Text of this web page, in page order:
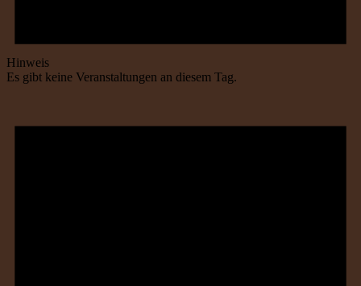
Hinweis
Es gibt keine Veranstaltungen an diesem Tag.